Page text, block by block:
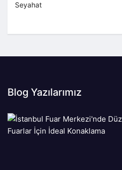
Seyahat
Blog Yazılarımız